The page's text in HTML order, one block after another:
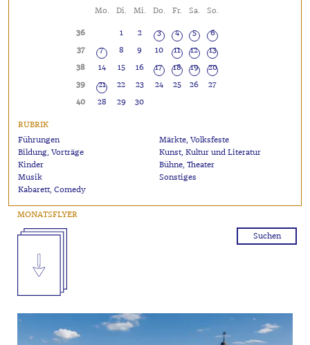
Mo.
Di. Mi. Do. Fr. Sa. So.
36 1 2 3 4 5
6
37
7 8 9 10 11 12
13
38
14 15 16 17 18 19
20
39
21 22 23 24 25 26
27
40
28 29 30
RUBRIK
Führungen
Bildung, Vorträge
Kinder
Musik
Kabarett, Comedy
Märkte, Volksfeste
Kunst, Kultur und Literatur
Bühne, Theater
Sonstiges
MONATSFLYER